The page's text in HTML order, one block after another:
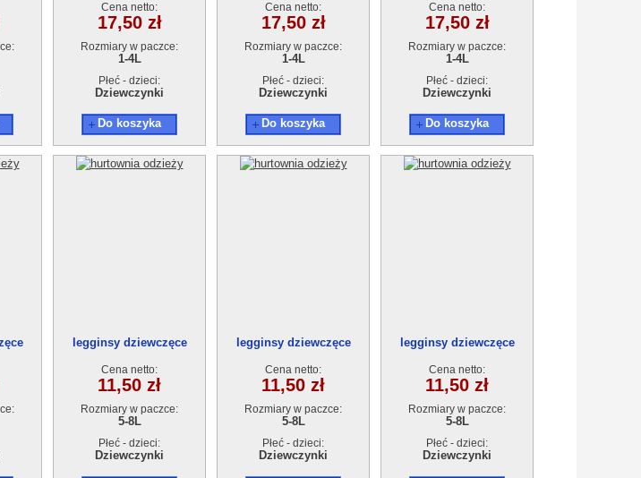
Cena netto:
17,50 zł
Rozmiary w paczce:
1-4L
Płeć - dzieci:
Dziewczynki
Do koszyka
Cena netto:
17,50 zł
Rozmiary w paczce:
1-4L
Płeć - dzieci:
Dziewczynki
Do koszyka
Cena netto:
17,50 zł
Rozmiary w paczce:
1-4L
Płeć - dzieci:
Dziewczynki
Do koszyka
legginsy dziewczęce
Cena netto:
11,50 zł
Rozmiary w paczce:
5-8L
Płeć - dzieci:
Dziewczynki
legginsy dziewczęce
Cena netto:
11,50 zł
Rozmiary w paczce:
5-8L
Płeć - dzieci:
Dziewczynki
legginsy dziewczęce
Cena netto:
11,50 zł
Rozmiary w paczce:
5-8L
Płeć - dzieci:
Dziewczynki